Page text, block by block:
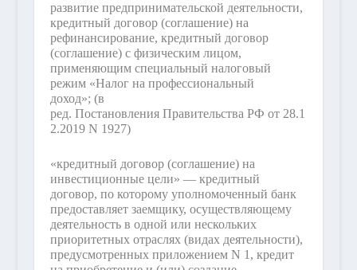
развитие предпринимательской деятельности,
кредитный договор (соглашение) на
рефинансирование, кредитный договор
(соглашение) с физическим лицом,
применяющим специальный налоговый
режим «Налог на профессиональный
доход»; (в
ред. Постановления Правительства РФ от 28.1
2.2019 N 1927)
«кредитный договор (соглашение) на
инвестиционные цели» — кредитный
договор, по которому уполномоченный банк
предоставляет заемщику, осуществляющему
деятельность в одной или нескольких
приоритетных отраслях (видах деятельности),
предусмотренных приложением N 1, кредит